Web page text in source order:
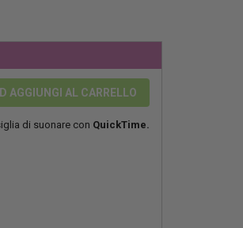
AGGIUNGI AL CARRELLO
di suonare con QuickTime.